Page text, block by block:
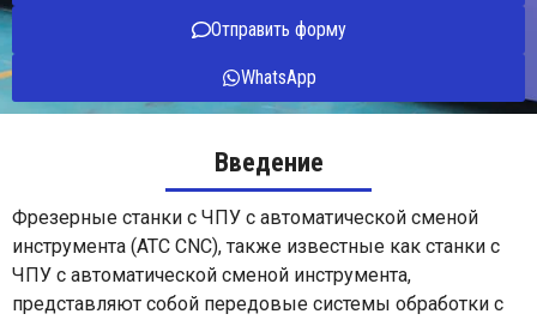
Отправить форму
WhatsApp
Введение
Фрезерные станки с ЧПУ с автоматической сменой
инструмента (ATC CNC), также известные как станки с
ЧПУ с автоматической сменой инструмента,
представляют собой передовые системы обработки с